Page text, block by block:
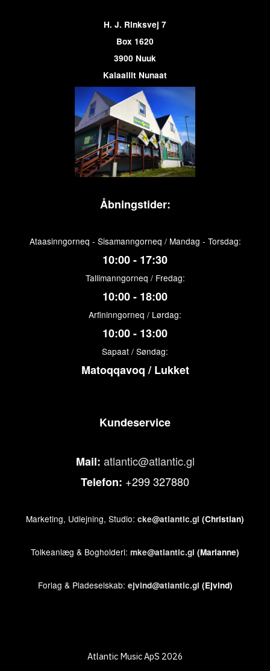
H. J. Rinksvej 7
Box 1620
3900 Nuuk
Kalaallit Nunaat
Åbningstider:
Ataasinngorneq - Sisamanngorneq / Mandag - Torsdag:
10:00 - 17:30
Tallimanngorneq / Fredag:
10:00 - 18:00
Arfininngorneq / Lørdag:
10:00 - 13:00
Sapaat / Søndag:
Matoqqavoq / Lukket
Kundeservice
Mail: atlantic@atlantic.gl
Telefon: +299 327880
Marketing, Udlejning, Studio: cke@atlantic.gl (Christian)
Tolkeanlæg & Bogholderi: mke@atlantic.gl (Marianne)
Forlag & Pladeselskab: ejvind@atlantic.gl (Ejvind)
Atlantic Music ApS 2026